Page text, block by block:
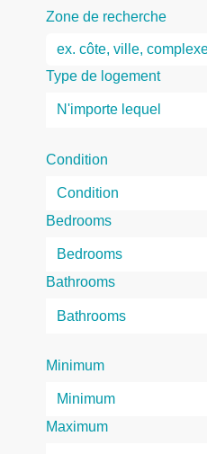
Zone de recherche
Type de logement
Condition
Bedrooms
Bathrooms
Minimum
Maximum